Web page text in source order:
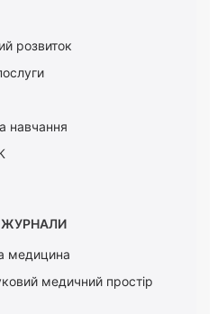
розвиток
навчання
ЖУРНАЛИ
медицина
медичний простір